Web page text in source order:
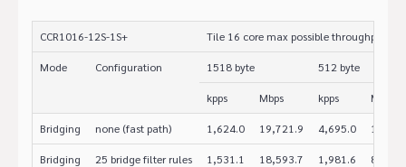
CCR1016-12S-1S+ Tile 16 core max possible throughput test
Mode Configuration 1518 byte 512 byte
kpps Mbps kpps Mbps
Bridging none (fast path) 1,624.0 19,721.9 4,695.0
Bridging 25 bridge filter rules 1,531.1 18,593.7 1,981.6